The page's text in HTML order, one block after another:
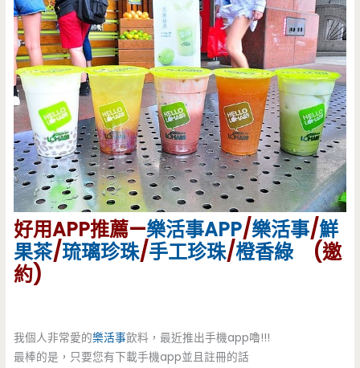
好用APP推薦—樂活事APP/樂活事/鮮
果茶/琉璃珍珠/手工珍珠/橙香綠 (邀
約)
我個人非常愛的樂活事飲料，最近推出手機app嚕!!!
最棒的是，只要您有下載手機app並且註冊的話